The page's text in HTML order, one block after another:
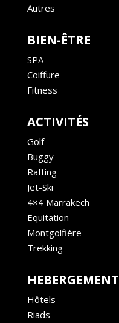
Autres
BIEN-ÊTRE
SPA
Coiffure
Fitness
ACTIVITÉS
Golf
Buggy
Rafting
Jet-Ski
4×4 Marrakech
Equitation
Montgolfière
Trekking
HEBERGEMENT
Hôtels
Riads